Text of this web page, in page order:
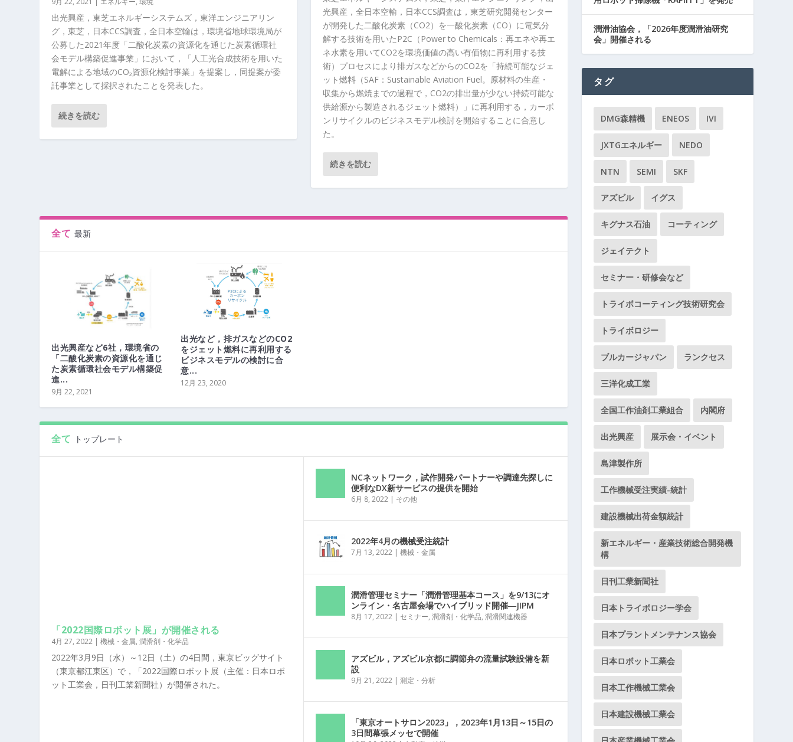
出光興産，東芝エネルギーシステムズ，東洋エンジニアリン
グ，東芝，日本CCS調査，全日本空輸は，環境省地球環境局が
公募した2021年度「二酸化炭素の資源化を通じた炭素循環社
会モデル構築促進事業」において，「人工光合成技術を用いた
電解による地域のCO₂資源化検討事業」を提案し，同提案が委
託事業として採択されたことを発表した。
続きを読む
光興産，全日本空輸，日本CCS調査は，東芝研究開発センター
が開発した二酸化炭素（CO2）を一酸化炭素（CO）に電気分
解する技術を用いたP2C（Power to Chemicals：再エネや再エ
ネ水素を用いてCO2を環境価値の高い有価物に再利用する技
術）プロセスにより排ガスなどからのCO2を「持続可能なジェ
ット燃料（SAF：Sustainable Aviation Fuel。原材料の生産・
収集から燃焼までの過程で，CO2の排出量が少ない持続可能な
供給源から製造されるジェット燃料）」に再利用する，カーボ
ンリサイクルのビジネスモデル検討を開始することに合意し
た。
続きを読む
全て 最新
出光興産など6社，環境省の
「二酸化炭素の資源化を通じ
た炭素循環社会モデル構築促
進...
9月 22, 2021
出光など，排ガスなどのCO2
をジェット燃料に再利用する
ビジネスモデルの検討に合
意...
12月 23, 2020
全て トップレート
「2022国際ロボット展」が開催される
4月 27, 2022 |機械・金属,潤滑剤・化学品
2022年3月9日（水）～12日（土）の4日間，東京ビッグサイト
（東京都江東区）で，「2022国際ロボット展（主催：日本ロボ
ット工業会，日刊工業新聞社）が開催された。
NCネットワーク，試作開発パートナーや調達先探しに
便利なDX新サービスの提供を開始
6月 8, 2022| その他
2022年4月の機械受注統計
7月 13, 2022| 機械・金属
潤滑管理セミナー「潤滑管理基本コース」を9/13にオ
ンライン・名古屋会場でハイブリッド開催―JIPM
8月 17, 2022| セミナー, 潤滑剤・化学品, 潤滑関連機器
アズビル，アズビル京都に調節弁の流量試験設備を新
設
9月 21, 2022| 測定・分析
「東京オートサロン2023」，2023年1月13日～15日の
3日間幕張メッセで開催
潤滑油協会，「2026年度潤滑油研究
会」開催される
タグ
DMG森精機 ENEOS IVI
JXTGエネルギー NEDO
NTN SEMI SKF
アズビル イグス
キグナス石油 コーティング
ジェイテクト
セミナー・研修会など
トライボコーティング技術研究会
トライボロジー
ブルカージャパン ランクセス
三洋化成工業
全国工作油剤工業組合 内閣府
出光興産 展示会・イベント
島津製作所
工作機械受注実績-統計
建設機械出荷金額統計
新エネルギー・産業技術総合開発機
構
日刊工業新聞社
日本トライボロジー学会
日本プラントメンテナンス協会
日本ロボット工業会
日本工作機械工業会
日本建設機械工業会